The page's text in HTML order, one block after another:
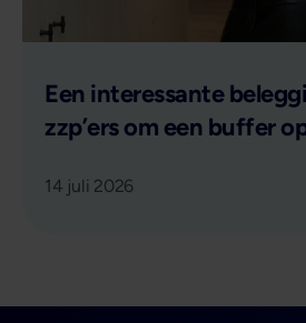
Lees verder
Een interessante
zzp’ers om een buffer
14 juli 2026